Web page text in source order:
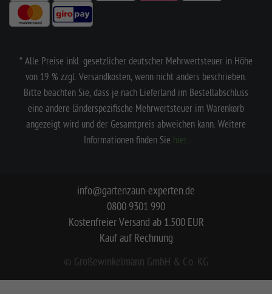
* Alle Preise inkl. gesetzlicher deutscher Mehrwertsteuer in Höhe
von 19 % zzgl. Versandkosten, wenn nicht anders beschrieben.
Bitte beachten Sie, dass je nach Lieferland im Bestellabschluss
eine andere länderspezifische Mehrwertsteuer im Warenkorb
angezeigt wird und der Gesamtpreis abweichen kann. Weitere
Informationen finden Sie hier.
info@gartenzaun-experten.de
0800 9301 990
Kostenfreier Versand ab 1.500 EUR
Kauf auf Rechnung
© Großewinkelmann GmbH & Co. KG